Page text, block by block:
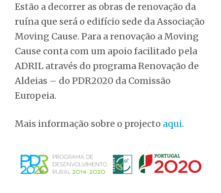
Estão a decorrer as obras de renovação da
ruína que será o edifício sede da Associação
Moving Cause. Para a renovação a Moving
Cause conta com um apoio facilitado pela
ADRIL através do programa Renovação de
Aldeias – do PDR2020 da Comissão
Europeia.
Mais informação sobre o projecto aqui.